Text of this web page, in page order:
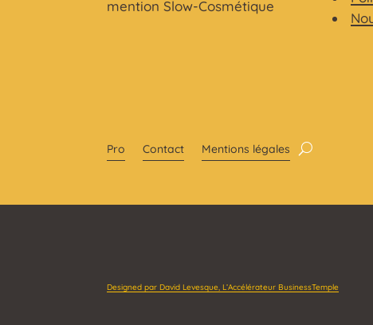
mention Slow-Cosmétique
Pro Contact Mentions légales
Designed par David Levesque, L’Accélérateur BusinessTemple